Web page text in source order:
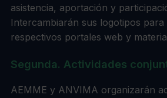
asistencia, aportación y
Intercambiarán sus logotipos
respectivos portales web y
Segunda. Actividades
AEMME y ANVIMA organizarán